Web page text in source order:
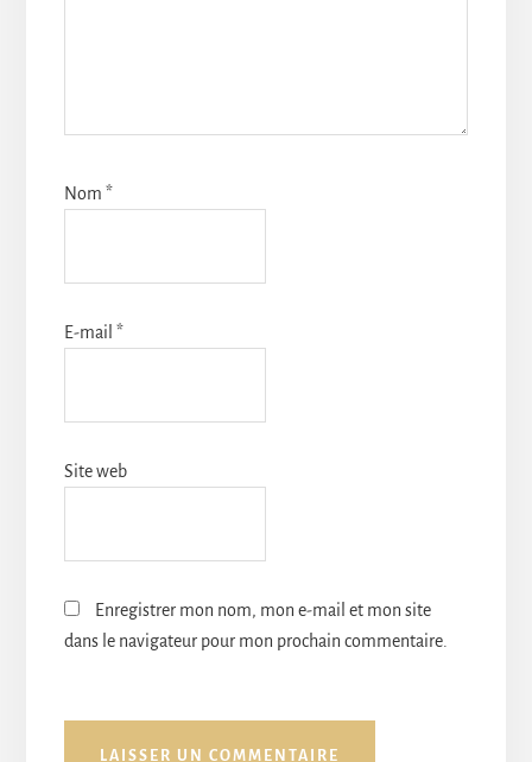
Nom *
E-mail *
Site web
Enregistrer mon nom, mon e-mail et mon site
dans le navigateur pour mon prochain commentaire.